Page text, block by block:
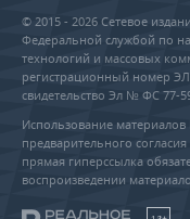
© 2015 - 2026 Сетевое
Федеральной службой по
технологий и массовых
регистрационный номер
свидетельство Эл № ФС 77-
Использование
предварительного
прямая гиперссылка
воспроизведении